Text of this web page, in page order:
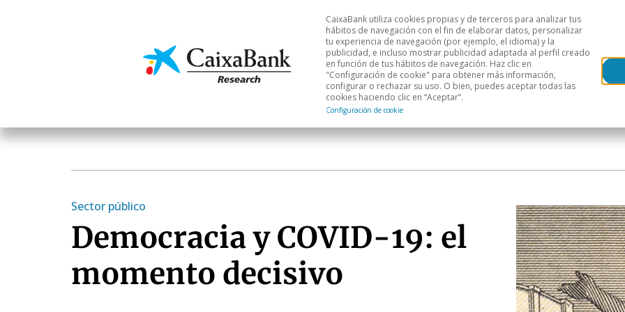
Economía y mercados Análisis sectorial Áreas geográficas
CaixaBank utiliza cookies propias y de terceros para analizar tus
hábitos de navegación con el fin de elaborar datos, personalizar
tu experiencia de navegación (por ejemplo, el idioma) y la
publicidad, e incluso mostrar publicidad adaptada al perfil creado
en función de tus hábitos de navegación. Haz clic en
"Configuración de cookie" para obtener más información,
configurar o rechazar su uso. O bien, puedes aceptar todas las
cookies haciendo clic en “Aceptar”.
Configuración de cookie
Sector público
Democracia y COVID-19: el
momento decisivo